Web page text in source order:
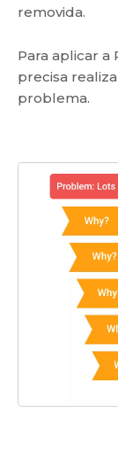
removida.
Para aplicar a
precisa
problema.